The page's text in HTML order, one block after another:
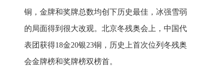
铜，金牌和奖牌总数均创下历史最佳，冰强雪弱
的局面得到很大改观。北京冬残奥会上，中国代
表团获得18金20银23铜，历史上首次位列冬残奥
会金牌榜和奖牌榜双榜首。